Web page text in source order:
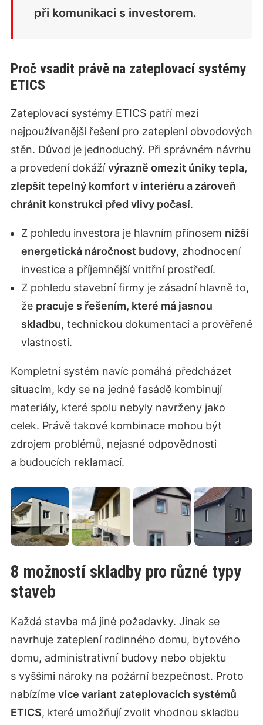
při komunikaci s investorem.
Proč vsadit právě na zateplovací systémy
ETICS
Zateplovací systémy ETICS patří mezi
nejpoužívanější řešení pro zateplení obvodových
stěn. Důvod je jednoduchý. Při správném návrhu
a provedení dokážívýrazně omezit úniky tepla,
zlepšit tepelný komfort v interiéru a zároveň
chránit konstrukci před vlivy počasí.
Z pohledu investora je hlavním přínosem nižší
energetická náročnost budovy, zhodnocení
investice a příjemnější vnitřní prostředí.
Z pohledu stavební firmy je zásadní hlavně to,
že pracuje s řešením, které má jasnou
skladbu, technickou dokumentaci a prověřené
vlastnosti.
Kompletní systém navíc pomáhá předcházet
situacím, kdy se na jedné fasádě kombinují
materiály, které spolu nebyly navrženy jako
celek. Právě takové kombinace mohou být
zdrojem problémů, nejasné odpovědnosti
a budoucích reklamací.
8 možností skladby pro různé typy
staveb
Každá stavba má jiné požadavky. Jinak se
navrhuje zateplení rodinného domu, bytového
domu, administrativní budovy nebo objektu
s vyššími nároky na požární bezpečnost. Proto
nabízíme více variant zateplovacích systémů
ETICS, které umožňují zvolit vhodnou skladbu